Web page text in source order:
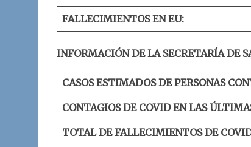
FALLECIMIENTOS EN EU:
INFORMACIÓN DE LA SECRETARÍA DE
CASOS ESTIMADOS DE PERSONAS
CONTAGIOS DE COVID EN LAS
TOTAL DE FALLECIMIENTOS DE